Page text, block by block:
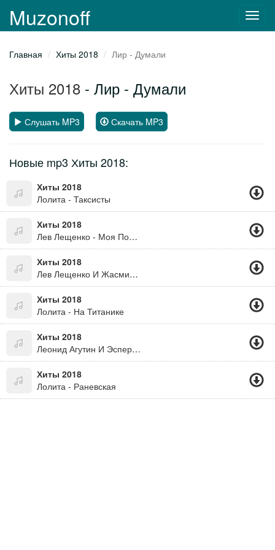
Muzonoff
Главная Хиты 2018 Лир - Думали
Хиты 2018 - Лир - Думали
Слушать MP3 Скачать MP3
Новые mp3 Хиты 2018:
Хиты 2018
Лолита - Таксисты
Хиты 2018
Лев Лещенко - Моя Последняя Любовь
Хиты 2018
Лев Лещенко И Жасмин - Счастье
Хиты 2018
Лолита - На Титанике
Хиты 2018
Леонид Агутин И Эсперанто - Кончится Лето (В.цой)
Хиты 2018
Лолита - Раневская